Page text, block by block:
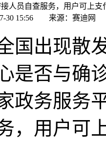
人员自查服务，用户可上
07-30 15:56 来源：赛迪
国出现散
是否与确
政务服务
，用户可